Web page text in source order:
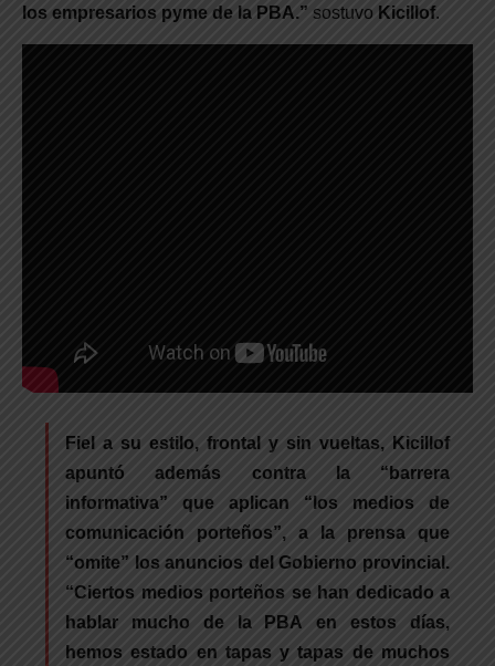
los empresarios pyme de la PBA.” sostuvo Kicillof.
Fiel a su estilo, frontal y sin vueltas, Kicillof
apuntó además contra la “barrera
informativa” que aplican “los medios de
comunicación porteños”, a la prensa que
“omite” los anuncios del Gobierno provincial.
“Ciertos medios porteños se han dedicado a
hablar mucho de la PBA en estos días,
hemos estado en tapas y tapas de muchos